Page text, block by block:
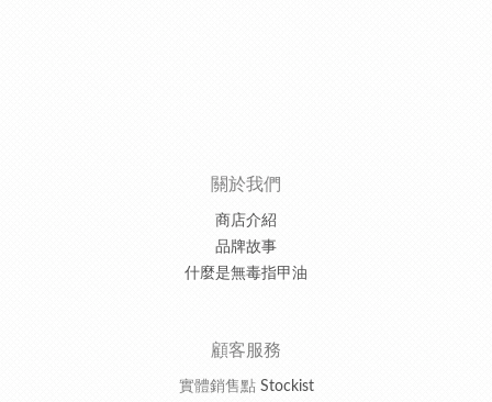
關於我們
商店介紹
品牌故事
什麼是無毒指甲油
顧客服務
實體銷售點Stockist